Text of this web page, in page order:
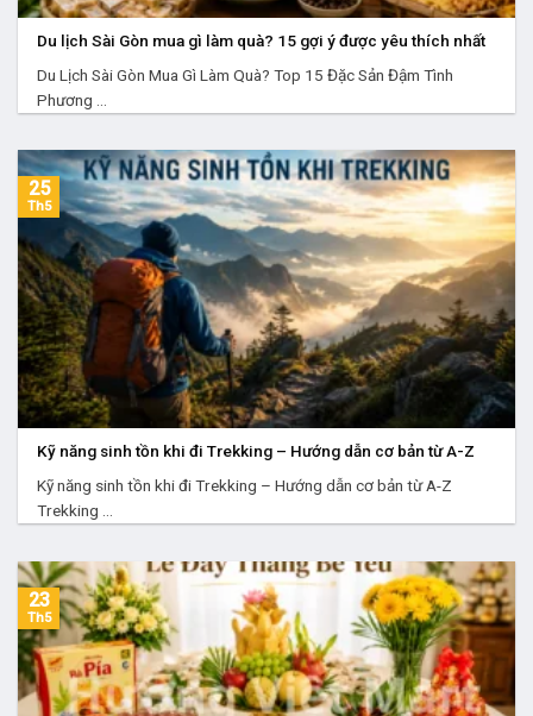
Du lịch Sài Gòn mua gì làm quà? 15 gợi ý được yêu thích nhất
Du Lịch Sài Gòn Mua Gì Làm Quà? Top 15 Đặc Sản Đậm Tình
Phương ...
Kỹ năng sinh tồn khi đi Trekking – Hướng dẫn cơ bản từ A-Z
Kỹ năng sinh tồn khi đi Trekking – Hướng dẫn cơ bản từ A-Z
Trekking ...
25
Th5
23
Th5